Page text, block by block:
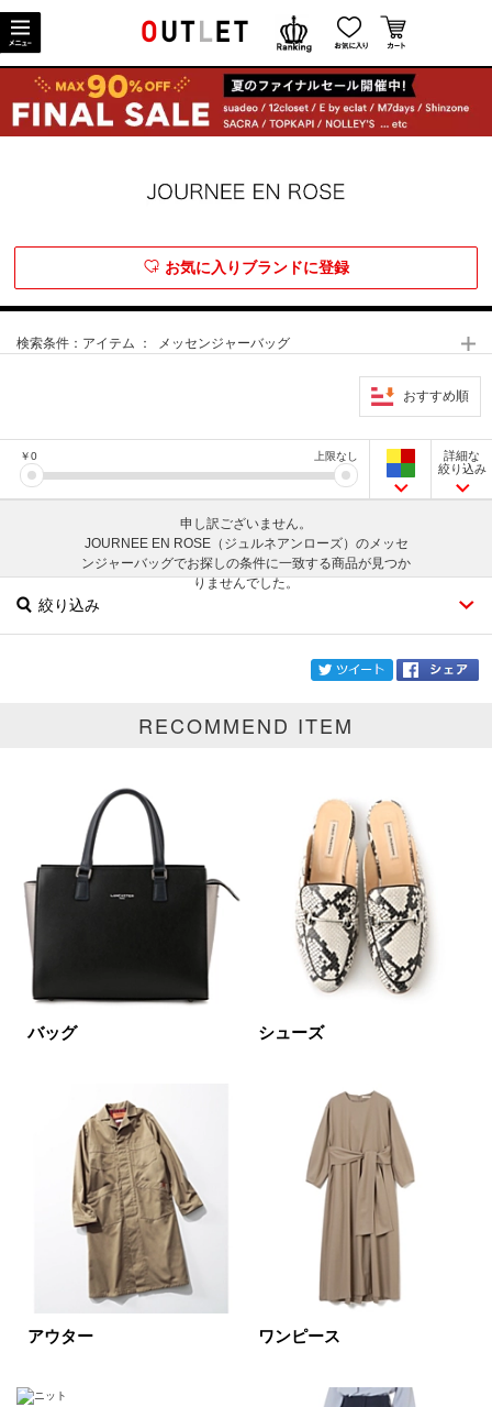
お気に入りブランドに登録
検索条件： アイテム ： メッセンジャーバッグ
おすすめ順
￥0 上限なし
詳細な
絞り込み
申し訳ございません。
JOURNEE EN ROSE（ジュルネアンローズ）のメッセ
ンジャーバッグでお探しの条件に一致する商品が見つか
りませんでした。
絞り込み
メッセンジャーバッグ
サイズ
掲載雑誌
価格
表示オプション
すべて 新着
SALE商品 予約品
再入荷 ラスト1
在庫あり
カラー
RECOMMEND ITEM
バッグ シューズ
アウター ワンピース